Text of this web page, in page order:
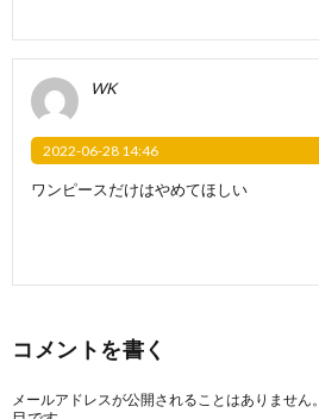
WK
2022-06-28 14:46
ワンピースだけはやめてほしい
コメントを書く
メールアドレスが公開されることはありません。